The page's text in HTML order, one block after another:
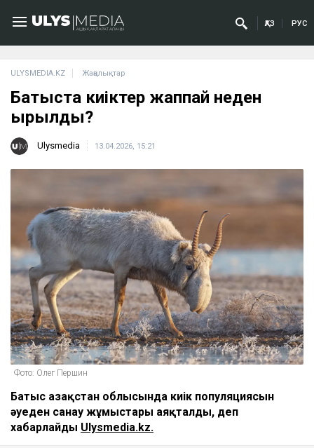
ҚАЗ РУС
ULYSMEDIA.KZ Жаңалықтар
Батыста киіктер жаппай неден
қырылды?
Ulysmedia 13.04.2026, 15:21
Фото: Олег Першин
Батыс Қазақстан облысында киік популяциясын
әуеден санау жұмыстары аяқталды, деп
хабарлайды Ulysmedia.kz.